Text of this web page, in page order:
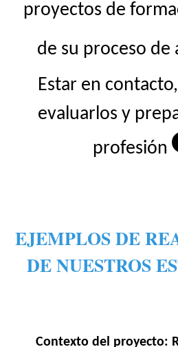
proyectos de
de su proceso de
Estar en
evaluarlos y
profesión
EJEMPLOS DE
DE NUESTROS
Contexto del proyecto: